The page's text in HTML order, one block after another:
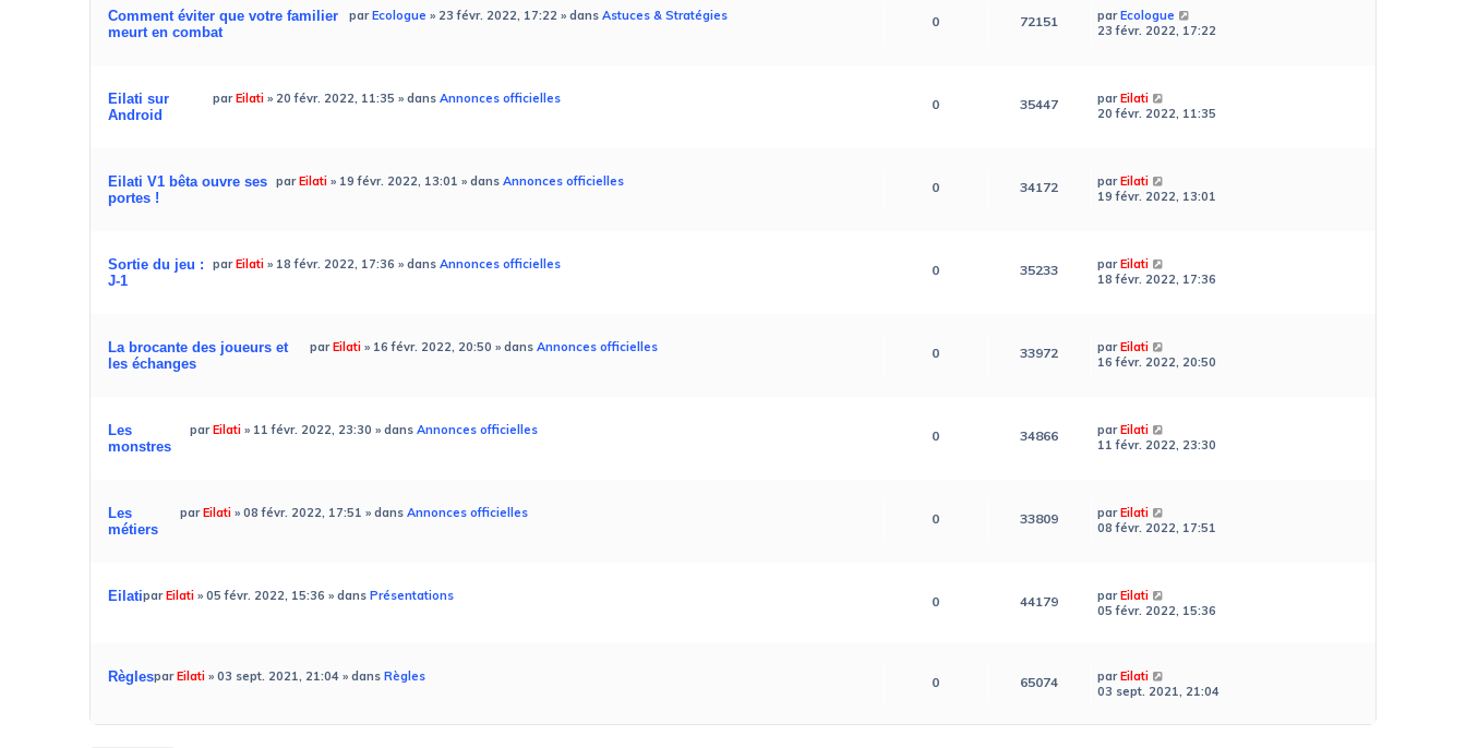
Comment éviter que votre familier
meurt en combat
parEcologue » 23 févr. 2022, 17:22 » dans Astuces & Stratégies 0 72151 parEcologue
23 févr. 2022, 17:22
Eilati sur
Android
parEilati» 20 févr. 2022, 11:35 » dans Annonces officielles 0 35447 parEilati
20 févr. 2022, 11:35
Eilati V1 bêta ouvre ses
portes !
parEilati » 19 févr. 2022, 13:01 » dansAnnonces officielles 0 34172 parEilati
19 févr. 2022, 13:01
Sortie du jeu :
J-1
parEilati» 18 févr. 2022, 17:36 » dans Annonces officielles 0 35233 parEilati
18 févr. 2022, 17:36
La brocante des joueurs et
les échanges
parEilati» 16 févr. 2022, 20:50 » dans Annonces officielles 0 33972 parEilati
16 févr. 2022, 20:50
Les
monstres
parEilati » 11 févr. 2022, 23:30 » dansAnnonces officielles 0 34866 parEilati
11 févr. 2022, 23:30
Les
métiers
parEilati» 08 févr. 2022, 17:51 » dans Annonces officielles 0 33809 parEilati
08 févr. 2022, 17:51
EilatiparEilati »05 févr. 2022, 15:36 » dansPrésentations 0 44179 parEilati
05 févr. 2022, 15:36
RèglesparEilati »03 sept. 2021, 21:04 » dansRègles 0 65074 parEilati
03 sept. 2021, 21:04